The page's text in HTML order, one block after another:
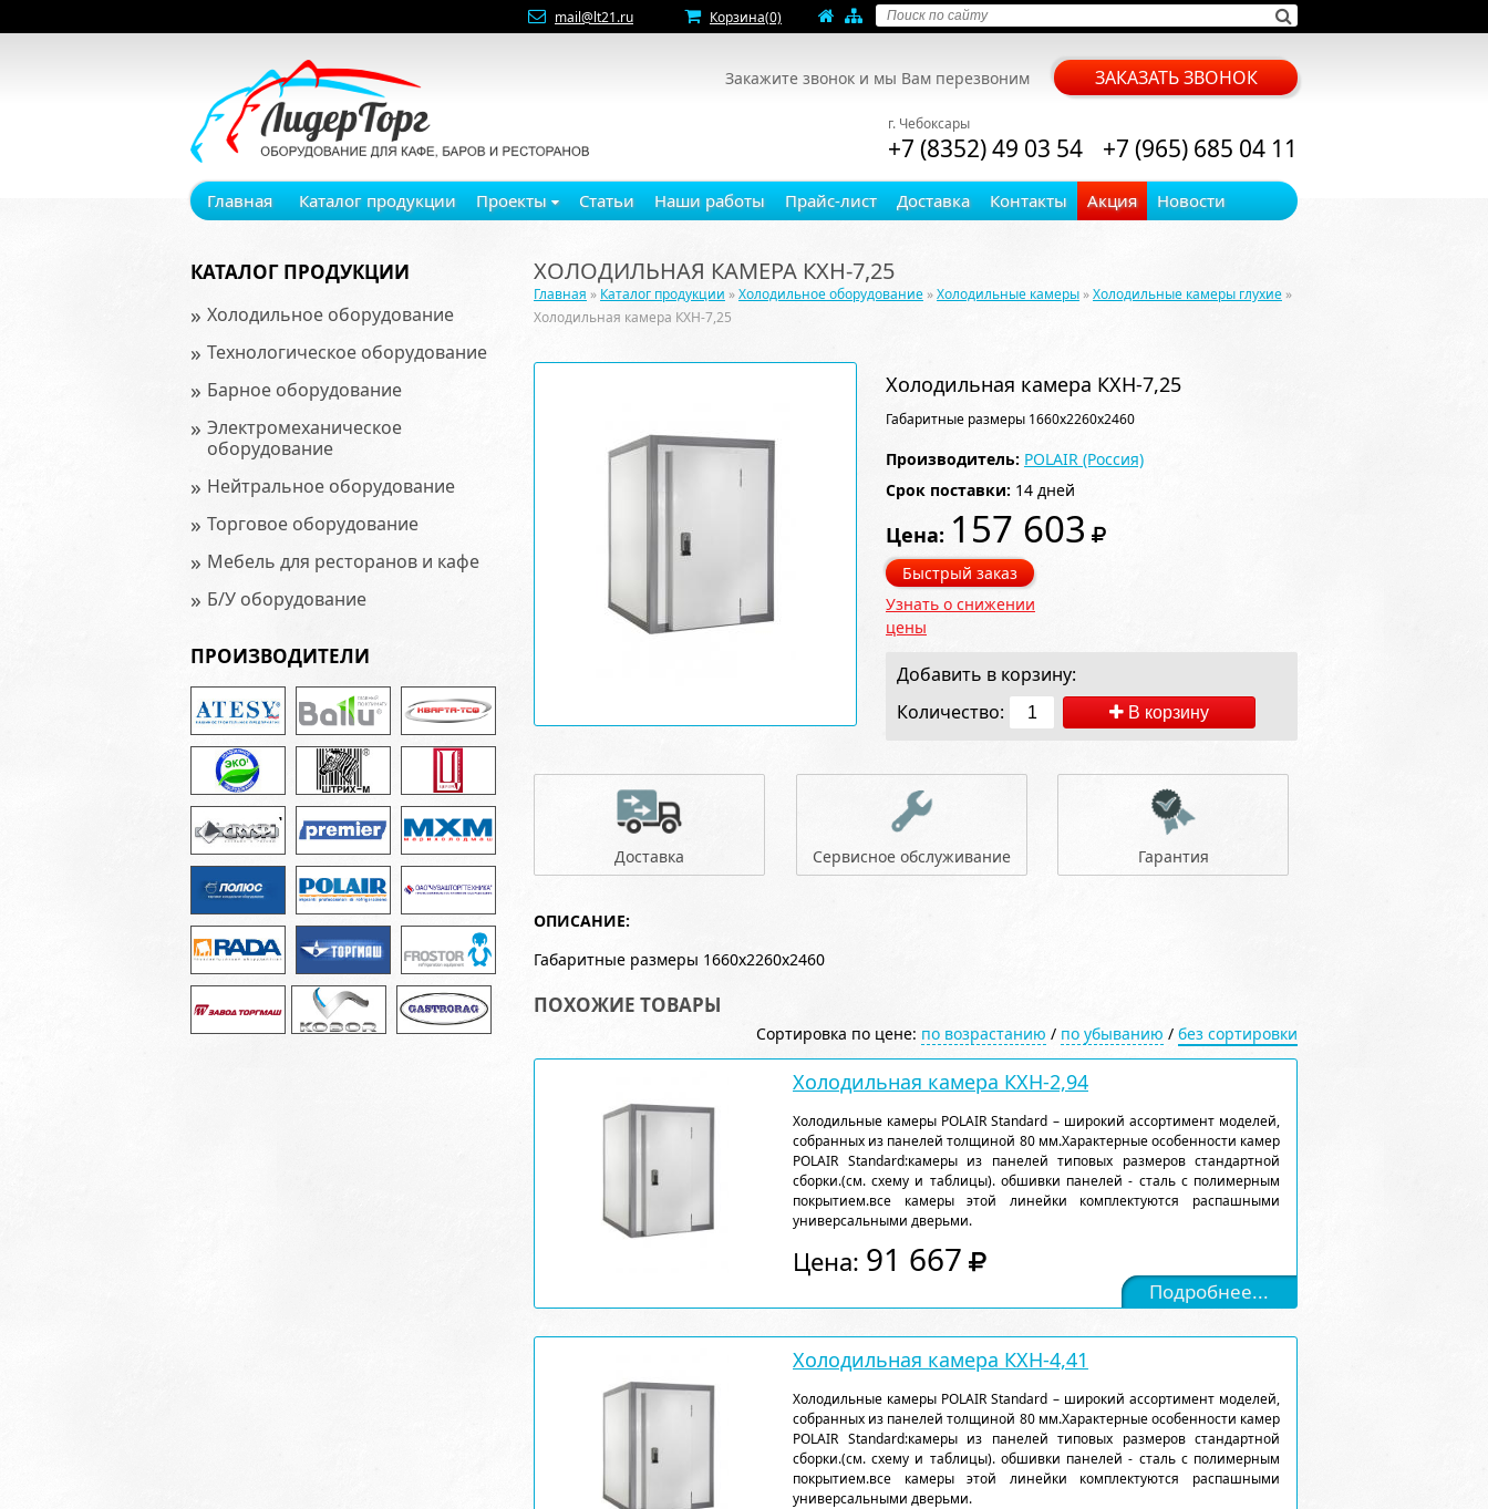
mail@lt21.ru Корзина(0)
Закажите звонок и мы Вам перезвоним ЗАКАЗАТЬ ЗВОНОК
г. Чебоксары
+7 (8352) 49 03 54 +7 (965) 685 04 11
Главная Каталог продукции Проекты Статьи Наши работы Прайс-лист Доставка Контакты Акция Новости
КАТАЛОГ ПРОДУКЦИИ
» Холодильное оборудование
» Технологическое оборудование
» Барное оборудование
» Электромеханическое
оборудование
» Нейтральное оборудование
» Торговое оборудование
» Мебель для ресторанов и кафе
» Б/У оборудование
ПРОИЗВОДИТЕЛИ
ХОЛОДИЛЬНАЯ КАМЕРА КХН-7,25
Главная » Каталог продукции »Холодильное оборудование »Холодильные камеры »Холодильные камеры глухие »
Холодильная камера КХН-7,25
Холодильная камера КХН-7,25
Габаритные размеры 1660x2260x2460
Производитель: POLAIR (Россия)
Срок поставки: 14 дней
Цена: 157 603
Быстрый заказ
Узнать о снижении
цены
Добавить в корзину:
Количество:
В корзину
Доставка Сервисное обслуживание Гарантия
ОПИСАНИЕ:
Габаритные размеры 1660x2260x2460
ПОХОЖИЕ ТОВАРЫ
Сортировка по цене: по возрастанию / по убыванию / без сортировки
Холодильная камера КХН-2,94
Холодильные камеры POLAIR Standard – широкий ассортимент моделей,
собранных из панелей толщиной 80 мм.Характерные особенности камер
POLAIR Standard:камеры из панелей типовых размеров стандартной
сборки.(см. схему и таблицы). обшивки панелей - сталь с полимерным
покрытием.все камеры этой линейки комплектуются распашными
универсальными дверьми.
Цена: 91 667
Подробнее...
Холодильная камера КХН-4,41
Холодильные камеры POLAIR Standard – широкий ассортимент моделей,
собранных из панелей толщиной 80 мм.Характерные особенности камер
POLAIR Standard:камеры из панелей типовых размеров стандартной
сборки.(см. схему и таблицы). обшивки панелей - сталь с полимерным
покрытием.все камеры этой линейки комплектуются распашными
универсальными дверьми.